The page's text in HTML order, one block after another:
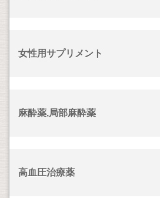
女性用サプリメント
麻酔薬,局部麻酔薬
高血圧治療薬